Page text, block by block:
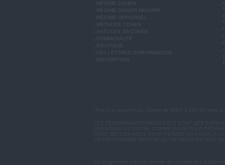
RÉGIME COHEN
RÉGIME SAVOIR MAIGRIR
RÉGIME UNIVERSEL
ASTUCES JM COHEN
COMMUNAUTÉ
LES LETTRES D'INFORMATION
INSCRIPTION